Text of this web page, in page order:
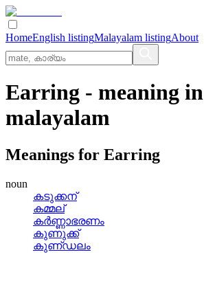
HomeEnglish listingMalayalam listingAbout
Earring - meaning in
malayalam
Meanings for Earring
noun
കടുക്കന്
കമ്മല്
കര്‍ണ്ണാഭരണം
കുണുക്ക്
കുണ്‌ഡലം